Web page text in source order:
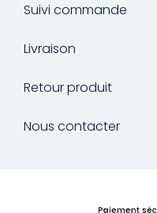
Suivi commande
Livraison
Retour produit
Nous contacter